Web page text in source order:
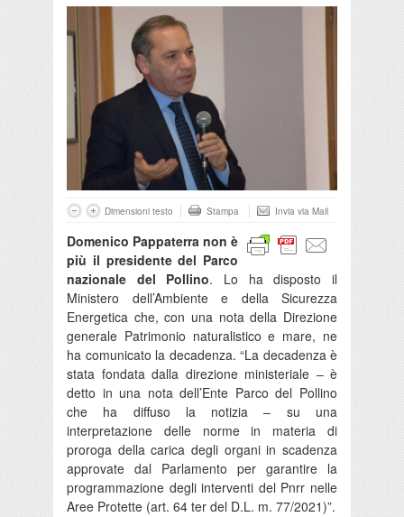
Dimensioni testo Stampa Invia via Mail
Domenico Pappaterra non è
più il presidente del Parco
nazionale del Pollino. Lo ha disposto il
Ministero dell’Ambiente e della Sicurezza
Energetica che, con una nota della Direzione
generale Patrimonio naturalistico e mare, ne
ha comunicato la decadenza. “La decadenza è
stata fondata dalla direzione ministeriale – è
detto in una nota dell’Ente Parco del Pollino
che ha diffuso la notizia – su una
interpretazione delle norme in materia di
proroga della carica degli organi in scadenza
approvate dal Parlamento per garantire la
programmazione degli interventi del Pnrr nelle
Aree Protette (art. 64 ter del D.L. m. 77/2021)”.